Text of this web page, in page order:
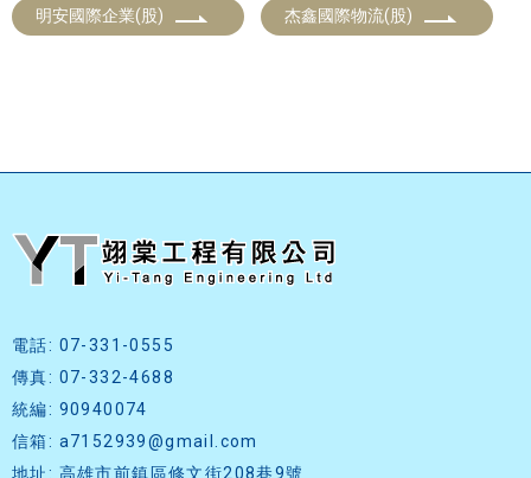
明安國際企業(股) 杰鑫國際物流(股)
電話: 07-331-0555
傳真: 07-332-4688
統編: 90940074
信箱: a7152939@gmail.com
地址: 高雄市前鎮區修文街208巷9號